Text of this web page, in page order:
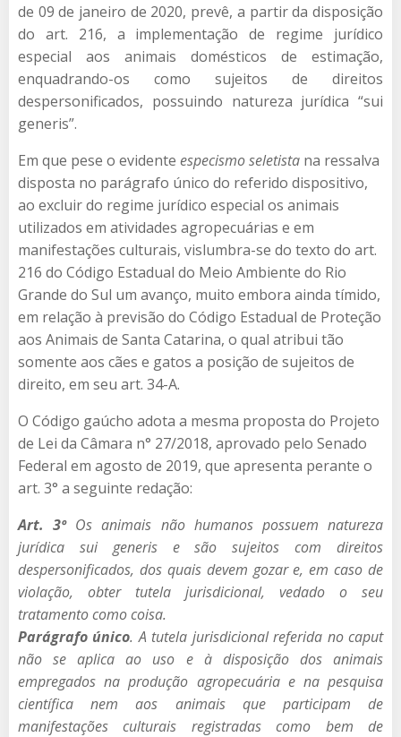
de 09 de janeiro de 2020, prevê, a partir da disposição
do art. 216, a implementação de regime jurídico
especial aos animais domésticos de estimação,
enquadrando-os como sujeitos de direitos
despersonificados, possuindo natureza jurídica “sui
generis”.
Em que pese o evidente especismo seletista na ressalva
disposta no parágrafo único do referido dispositivo,
ao excluir do regime jurídico especial os animais
utilizados em atividades agropecuárias e em
manifestações culturais, vislumbra-se do texto do art.
216 do Código Estadual do Meio Ambiente do Rio
Grande do Sul um avanço, muito embora ainda tímido,
em relação à previsão do Código Estadual de Proteção
aos Animais de Santa Catarina, o qual atribui tão
somente aos cães e gatos a posição de sujeitos de
direito, em seu art. 34-A.
O Código gaúcho adota a mesma proposta do Projeto
de Lei da Câmara n° 27/2018, aprovado pelo Senado
Federal em agosto de 2019, que apresenta perante o
art. 3° a seguinte redação:
Art. 3ºOs animais não humanos possuem natureza
jurídica sui generis e são sujeitos com direitos
despersonificados, dos quais devem gozar e, em caso de
violação, obter tutela jurisdicional, vedado o seu
tratamento como coisa.
Parágrafo único. A tutela jurisdicional referida no caput
não se aplica ao uso e à disposição dos animais
empregados na produção agropecuária e na pesquisa
científica nem aos animais que participam de
manifestações culturais registradas como bem de